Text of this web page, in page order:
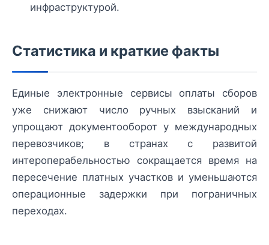
инфраструктурой.
Статистика и краткие факты
Единые электронные сервисы оплаты сборов
уже снижают число ручных взысканий и
упрощают документооборот у международных
перевозчиков; в странах с развитой
интероперабельностью сокращается время на
пересечение платных участков и уменьшаются
операционные задержки при пограничных
переходах.